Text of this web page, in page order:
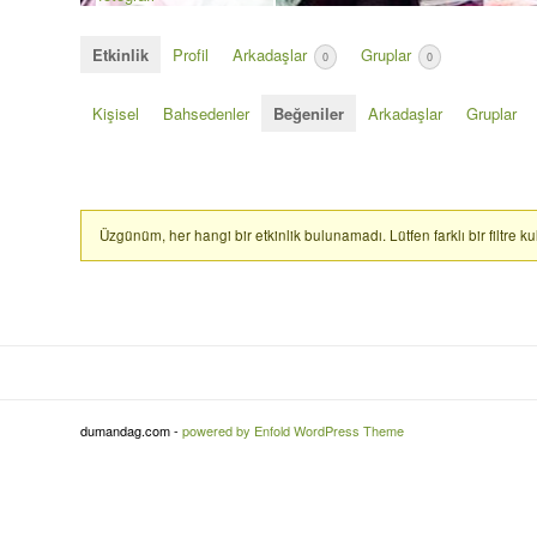
Etkinlik Profil Arkadaşlar 0 Gruplar 0
Kişisel Bahsedenler Beğeniler Arkadaşlar Gruplar
Üzgünüm, her hangi bir etkinlik bulunamadı. Lütfen farklı bir filtre
dumandag.com - powered by Enfold WordPress Theme